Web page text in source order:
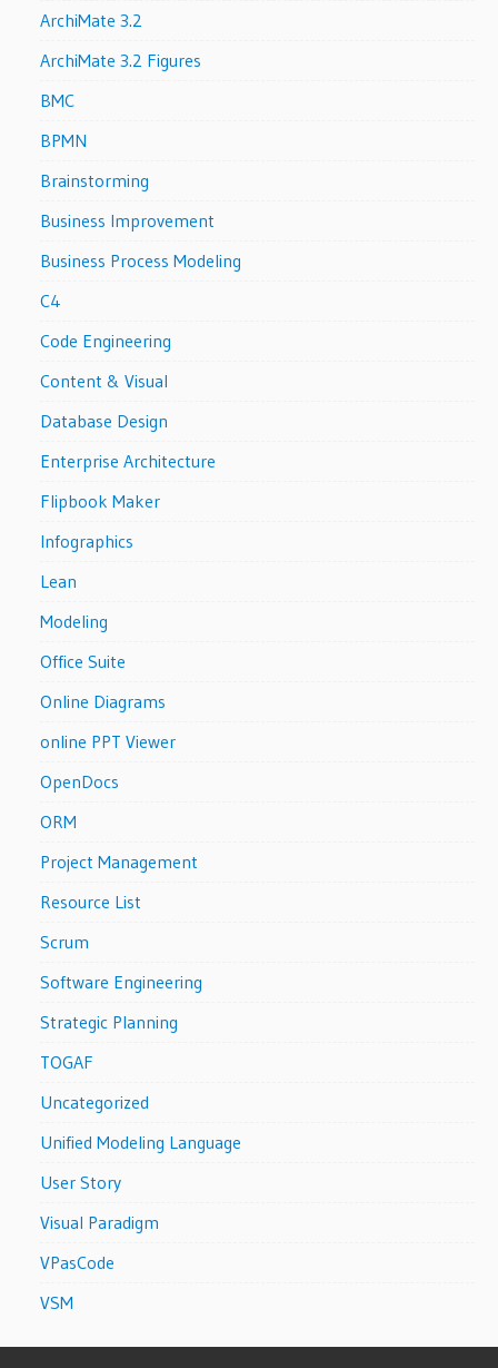
ArchiMate 3.2
ArchiMate 3.2 Figures
BMC
BPMN
Brainstorming
Business Improvement
Business Process Modeling
C4
Code Engineering
Content & Visual
Database Design
Enterprise Architecture
Flipbook Maker
Infographics
Lean
Modeling
Office Suite
Online Diagrams
online PPT Viewer
OpenDocs
ORM
Project Management
Resource List
Scrum
Software Engineering
Strategic Planning
TOGAF
Uncategorized
Unified Modeling Language
User Story
Visual Paradigm
VPasCode
VSM